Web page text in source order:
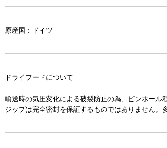
原産国：ドイツ
ドライフードについて
輸送時の気圧変化による破裂防止の為、ピンホール
ジップは完全密封を保証するものではありません。